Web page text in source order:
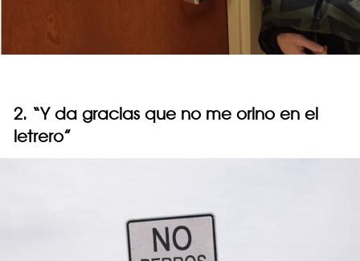
2. “Y da gracias que no me orino en el
letrero”